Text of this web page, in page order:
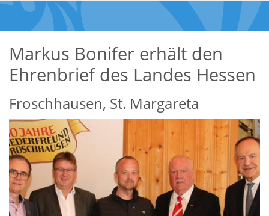
Markus Bonifer erhält den
Ehrenbrief des Landes Hessen
Froschhausen, St. Margareta